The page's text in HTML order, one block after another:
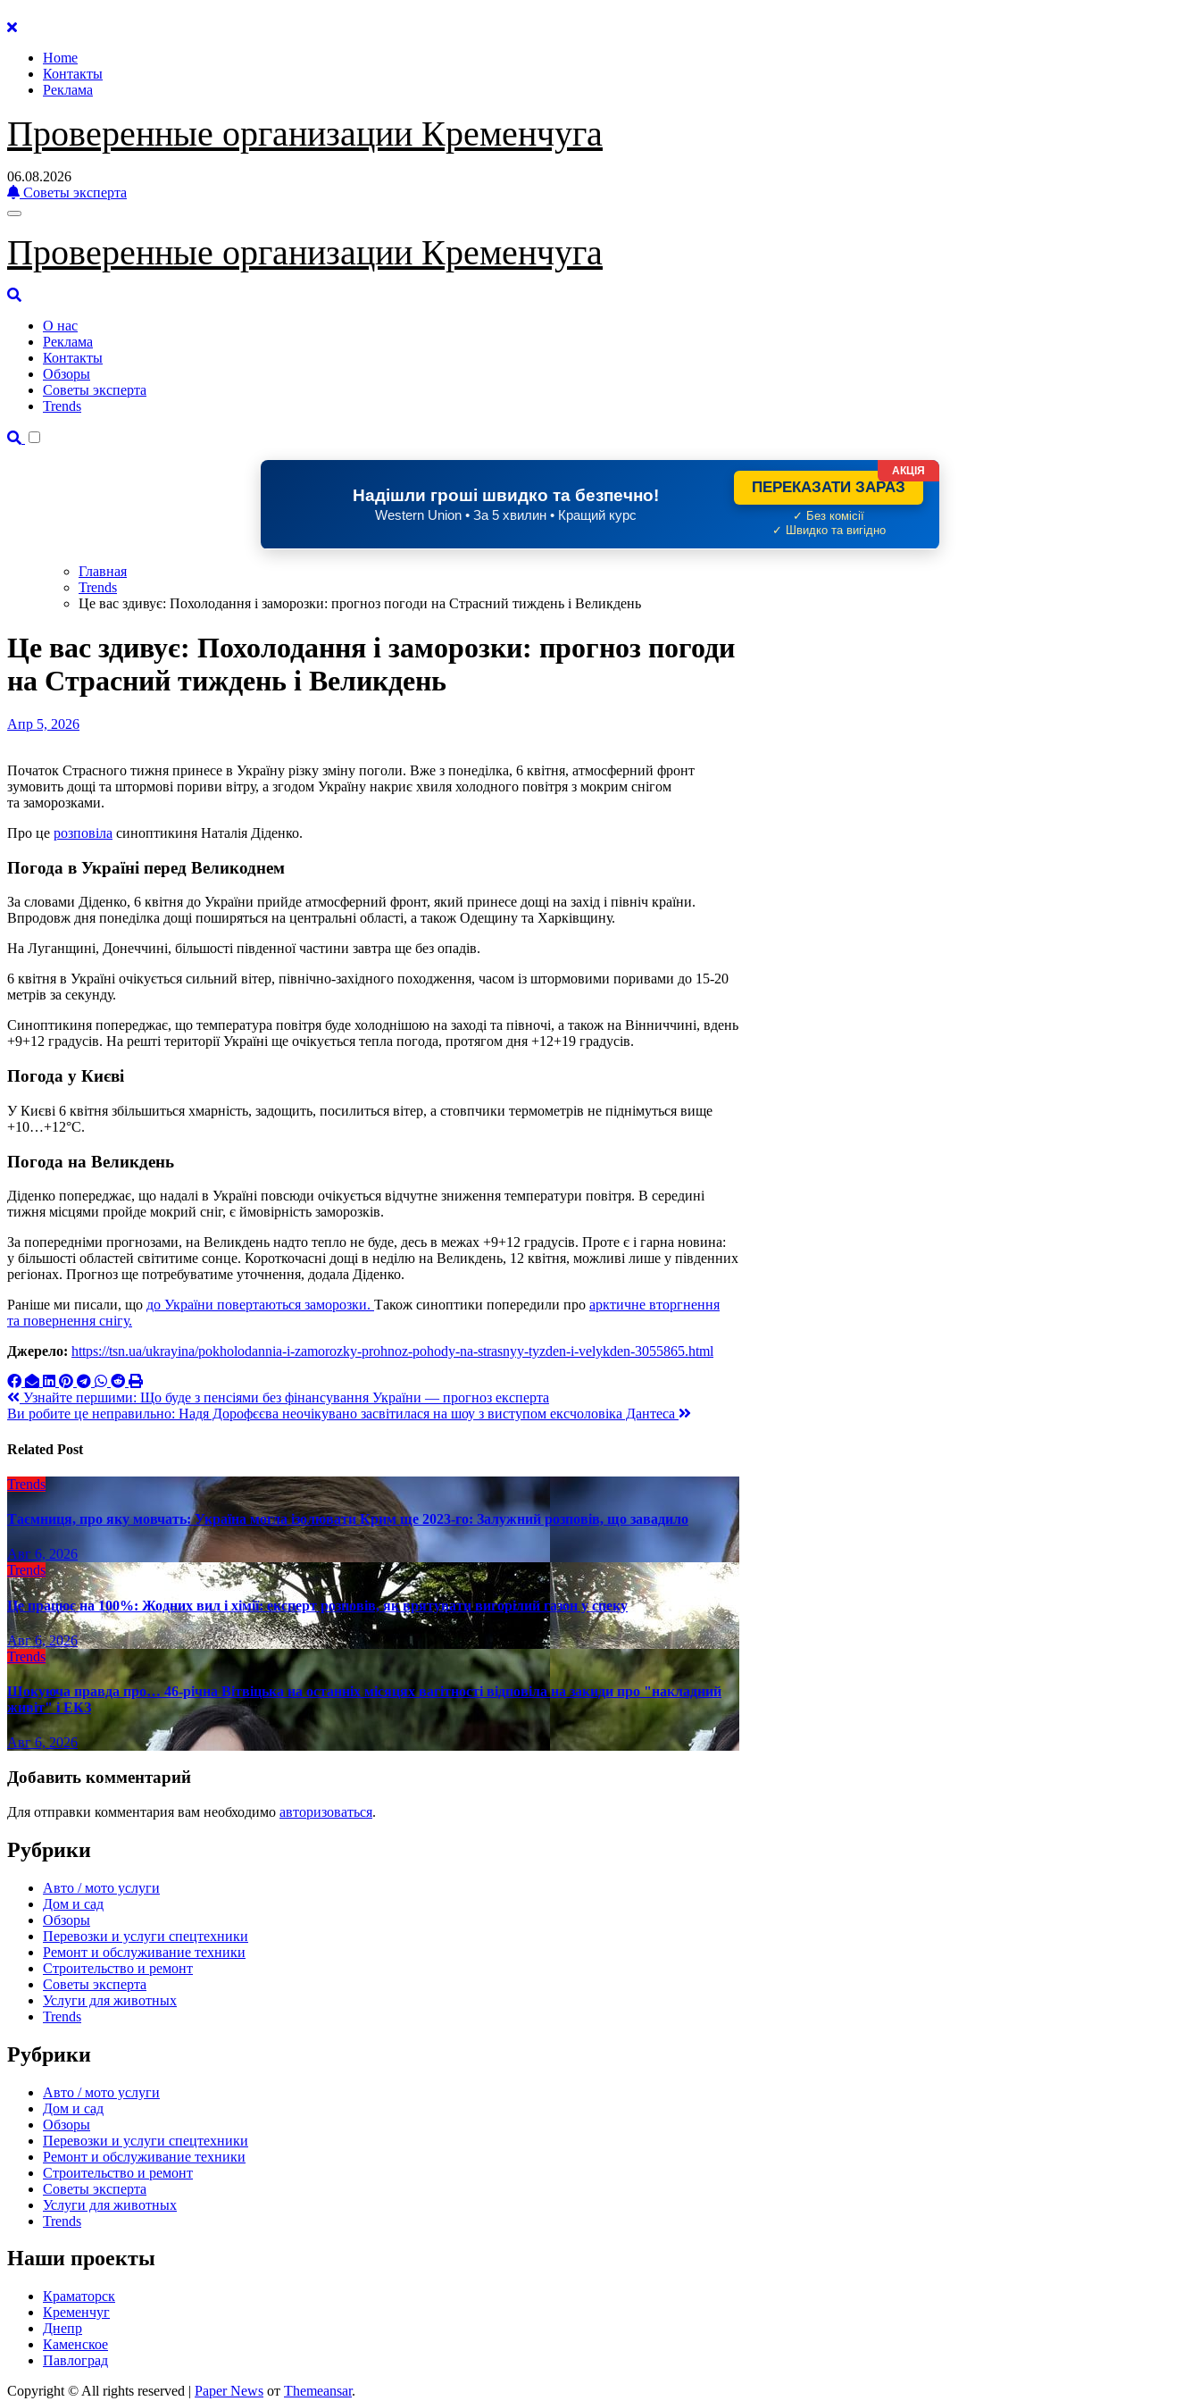
Перейти
содержанию
Home
Контакты
Реклама
Проверенные организации Кременчуга
06.08.2026
Советы эксперта
Проверенные организации Кременчуга
О нас
Реклама
Контакты
Обзоры
Советы эксперта
Trends
Надішли гроші швидко та безпечно!
Western Union • За 5 хвилин • Кращий курс
ПЕРЕКАЗАТИ ЗАРАЗ
✓ Без комісії
✓ Швидко та вигідно
АКЦІЯ
Главная
Trends
Це вас здивує: Похолодання і заморозки: прогноз погоди на Страсний тиждень і Великдень
Це вас здивує: Похолодання і заморозки: прогноз погоди
на Страсний тиждень і Великдень
Апр 5, 2026
Початок Страсного тижня принесе в Україну різку зміну поголи. Вже з понеділка, 6 квітня, атмосферний фронт
зумовить дощі та штормові пориви вітру, а згодом Україну накриє хвиля холодного повітря з мокрим снігом
та заморозками.
Про це розповіла синоптикиня Наталія Діденко.
Погода в Україні перед Великоднем
За словами Діденко, 6 квітня до України прийде атмосферний фронт, який принесе дощі на захід і північ країни.
Впродовж дня понеділка дощі поширяться на центральні області, а також Одещину та Харківщину.
На Луганщині, Донеччині, більшості південної частини завтра ще без опадів.
6 квітня в Україні очікується сильний вітер, північно-західного походження, часом із штормовими поривами до 15-20
метрів за секунду.
Синоптикиня попереджає, що температура повітря буде холоднішою на заході та півночі, а також на Вінниччині, вдень
+9+12 градусів. На решті території Україні ще очікується тепла погода, протягом дня +12+19 градусів.
Погода у Києві
У Києві 6 квітня збільшиться хмарність, задощить, посилиться вітер, а стовпчики термометрів не піднімуться вище
+10…+12°C.
Погода на Великдень
Діденко попереджає, що надалі в Україні повсюди очікується відчутне зниження температури повітря. В середині
тижня місцями пройде мокрий сніг, є ймовірність заморозків.
За попередніми прогнозами, на Великдень надто тепло не буде, десь в межах +9+12 градусів. Проте є і гарна новина:
у більшості областей світитиме сонце. Короткочасні дощі в неділю на Великдень, 12 квітня, можливі лише у південних
регіонах. Прогноз ще потребуватиме уточнення, додала Діденко.
Раніше ми писали, що до України повертаються заморозки. Також синоптики попередили про арктичне вторгнення
та повернення снігу.
Джерело: https://tsn.ua/ukrayina/pokholodannia-i-zamorozky-prohnoz-pohody-na-strasnyy-tyzden-i-velykden-3055865.html
Навигация
по
записям
Узнайте першими: Що буде з пенсіями без фінансування України — прогноз експерта
Ви робите це неправильно: Надя Дорофєєва неочікувано засвітилася на шоу з виступом ексчоловіка Дантеса
Related Post
Trends
Таємниця, про яку мовчать: Україна могла ізолювати Крим ще 2023-го: Залужний розповів, що завадило
Авг 6, 2026
Trends
Це працює на 100%: Жодних вил і хімії: експерт розповів, як врятувати вигорілий газон у спеку
Авг 6, 2026
Trends
Шокуюча правда про… 46-річна Вітвіцька на останніх місяцях вагітності відповіла на закиди про "накладний
живіт" і ЕКЗ
Авг 6, 2026
Добавить комментарий
Для отправки комментария вам необходимо авторизоваться.
Рубрики
Авто / мото услуги
Дом и сад
Обзоры
Перевозки и услуги спецтехники
Ремонт и обслуживание техники
Строительство и ремонт
Советы эксперта
Услуги для животных
Trends
Рубрики
Авто / мото услуги
Дом и сад
Обзоры
Перевозки и услуги спецтехники
Ремонт и обслуживание техники
Строительство и ремонт
Советы эксперта
Услуги для животных
Trends
Наши проекты
Краматорск
Кременчуг
Днепр
Каменское
Павлоград
Copyright © All rights reserved | Paper News от Themeansar.